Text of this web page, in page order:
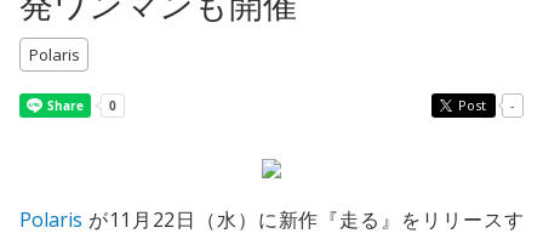
Polaris
Post -
Polaris が11月22日（水）に新作『走る』をリリースす